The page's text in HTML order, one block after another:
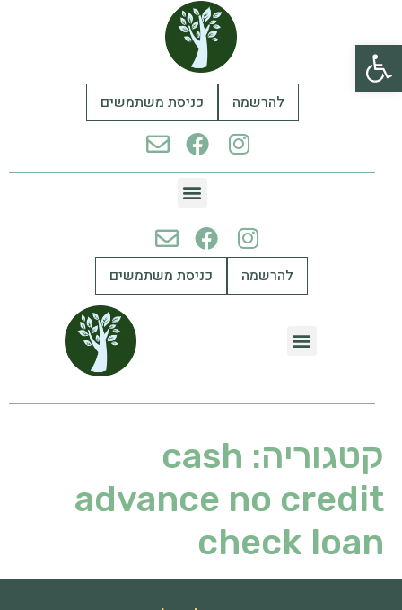
פתח סרגל נגישות
להרשמה כניסת משתמשים
להרשמה כניסת משתמשים
קטגוריה: cash
advance no credit
check loan